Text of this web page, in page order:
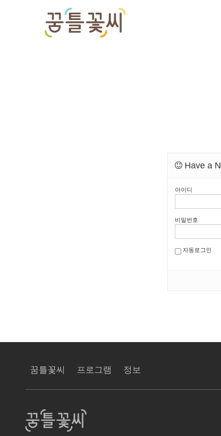
Have a
아이디
비밀번호
자동로그인
꿈틀꽃씨 프로그램 정보